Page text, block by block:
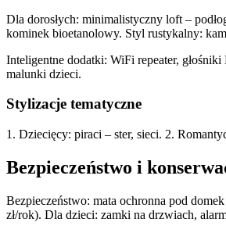
Dla dorosłych: minimalistyczny loft –
kominek bioetanolowy. Styl rustykalny:
Inteligentne dodatki: WiFi repeater,
malunki dzieci.
Stylizacje tematyczne
1. Dziecięcy: piraci – ster, sieci. 2.
Bezpieczeństwo i
Bezpieczeństwo: mata ochronna pod
zł/rok). Dla dzieci: zamki na drzwiach,